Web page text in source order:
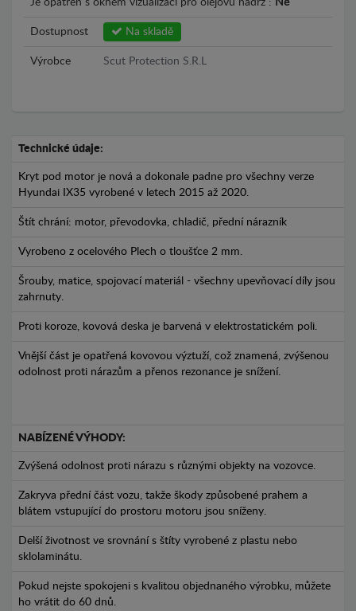
Je opatřen s oknem vizualizací pro olejovu nádrž : Ne
Dostupnost Na skladě
Výrobce Scut Protection S.R.L
Technické údaje:
Kryt pod motor je nová a dokonale padne pro všechny verze
Hyundai IX35 vyrobené v letech 2015 až 2020.
Štít chrání: motor, převodovka, chladič, přední nárazník
Vyrobeno z ocelového Plech o tloušťce 2 mm.
Šrouby, matice, spojovací materiál - všechny upevňovací díly jsou
zahrnuty.
Proti koroze, kovová deska je barvená v elektrostatickém poli.
Vnější část je opatřená kovovou výztuží, což znamená, zvýšenou
odolnost proti nárazům a přenos rezonance je snížení.
NABÍZENÉ VÝHODY:
Zvýšená odolnost proti nárazu s různými objekty na vozovce.
Zakryva přední část vozu, takže škody způsobené prahem a
blátem vstupující do prostoru motoru jsou sníženy.
Delší životnost ve srovnání s štíty vyrobené z plastu nebo
sklolaminátu.
Pokud nejste spokojeni s kvalitou objednaného výrobku, můžete
ho vrátit do 60 dnů.